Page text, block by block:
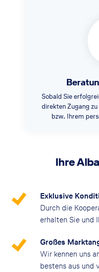
Sobald Sie
direkten Zugang
bzw. Ihrem
Ihre
Exklusive
Durch die
erhalten Sie und
Großes
Wir kennen uns
bestens aus und